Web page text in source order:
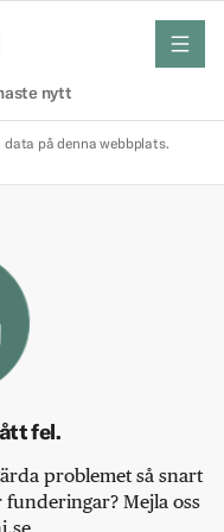
nytt
meny
data på denna webbplats.
fel.
problemet så snart
Mejla oss